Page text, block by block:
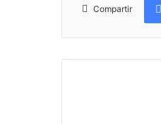
Compartir